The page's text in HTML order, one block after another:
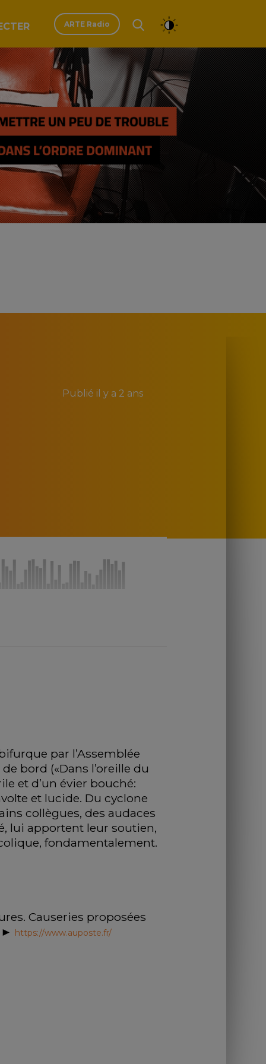
ARTE Radio
Publié il y a 2 ans
par l’Assemblée
bord («Dans l’oreille du
et d’un évier bouché:
et lucide. Du cyclone
collègues, des audaces
lui apportent leur soutien,
fondamentalement.
Causeries proposées
https://www.auposte.fr/